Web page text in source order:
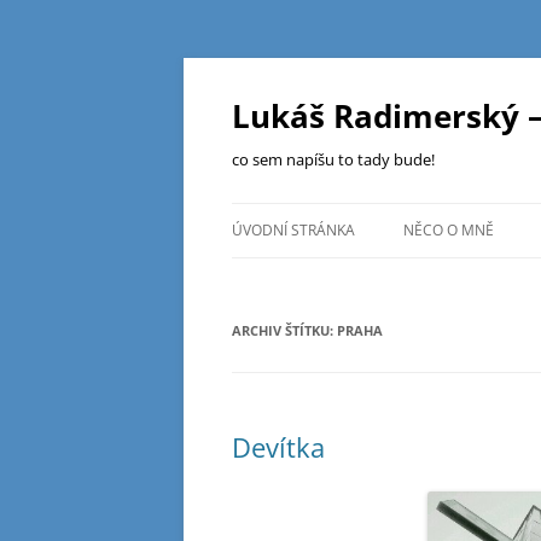
Přejít
obsahu
webu
Lukáš Radimerský
co sem napíšu to tady bude!
ÚVODNÍ STRÁNKA NĚCO O MNĚ
ARCHIV ŠTÍTKU: PRAHA
Devítka